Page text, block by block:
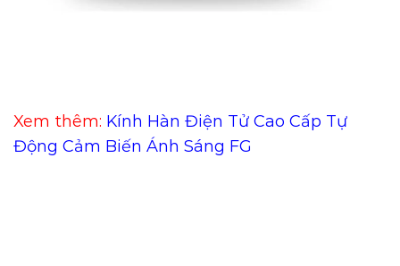
Xem thêm: Kính Hàn Điện Tử Cao Cấp Tự
Động Cảm Biến Ánh Sáng FG